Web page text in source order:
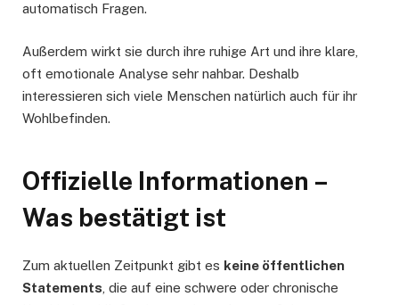
automatisch Fragen.
Außerdem wirkt sie durch ihre ruhige Art und ihre klare,
oft emotionale Analyse sehr nahbar. Deshalb
interessieren sich viele Menschen natürlich auch für ihr
Wohlbefinden.
Offizielle Informationen –
Was bestätigt ist
Zum aktuellen Zeitpunkt gibt es keine öffentlichen
Statements , die auf eine schwere oder chronische